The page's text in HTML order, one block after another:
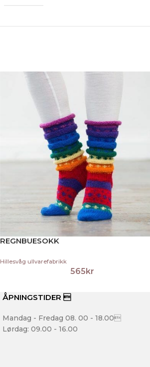
REGNBUESOKK
Hillesvåg ullvarefabrikk
565kr
ÅPNINGSTIDER 
Mandag - Fredag 08. 00 - 18.00
Lørdag: 09.00 - 16.00